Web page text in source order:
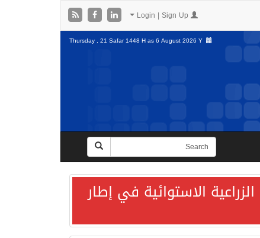
Thursday , 21 Safar 1448 H as6 August 2026 Y
الاستوائية في إطار